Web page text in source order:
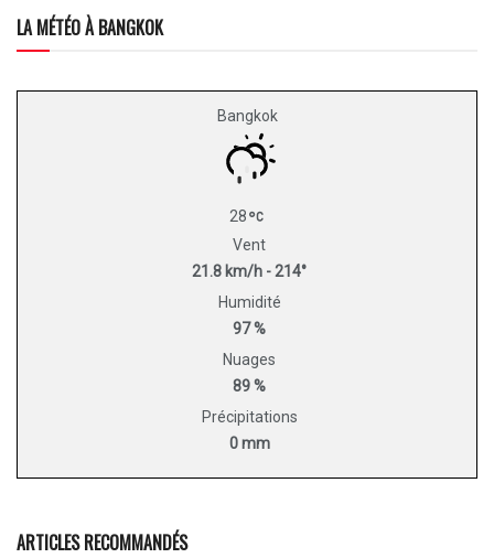
LA MÉTÉO À BANGKOK
Bangkok
28
Vent
21.8 km/h - 214°
Humidité
97 %
Nuages
89 %
Précipitations
0 mm
ARTICLES RECOMMANDÉS